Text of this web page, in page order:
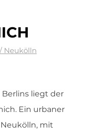
Neukölln
liegt der
Ein urbaner
mit